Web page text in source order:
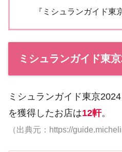
『ミシュランガイド東
ミシュランガイド東京
ミシュランガイド東京2024
を獲得したお店は12軒。
（出典元：https://